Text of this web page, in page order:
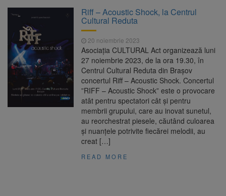
Piața Star din Brașov au fost demolate
7 august 2026
Platforma Belvedere de pe
Tâmpa intră în renovare. Contract de peste 1
milion de lei și termen de trei luni
7 august 2026
Unul dintre cele mai mari
parcuri ale Brașovului va fi amenajat în
Bartolomeu-Avantgarden. Contractul a fost
Trafic blocat pe DN1E Brașov
– Poiana Brașov după un accident. Două
persoane primesc îngrijiri medicale
Riff – Acoustic Shock, la Centrul
Cultural Reduta
20 noiembrie 2023
Asociația CULTURAL Act organizează luni
27 noiembrie 2023, de la ora 19.30, în
Centrul Cultural Reduta din Brașov
concertul Riff – Acoustic Shock. Concertul
”RIFF – Acoustic Shock” este o provocare
atât pentru spectatori cât și pentru
membrii grupului, care au inovat sunetul,
au reorchestrat piesele, căutând culoarea
și nuanțele potrivite fiecărei melodii, au
creat […]
READ MORE